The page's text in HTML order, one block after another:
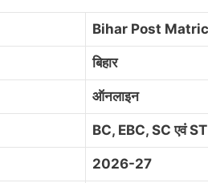
Bihar Post
बिहार
ऑनलाइन
BC, EBC, SC एवं ST
2026-27